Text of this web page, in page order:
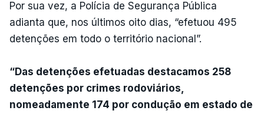
Por sua vez, a Polícia de Segurança Pública
adianta que, nos últimos oito dias, “efetuou 495
detenções em todo o território nacional”.
“Das detenções efetuadas destacamos 258
detenções por crimes rodoviários,
nomeadamente 174 por condução em estado de